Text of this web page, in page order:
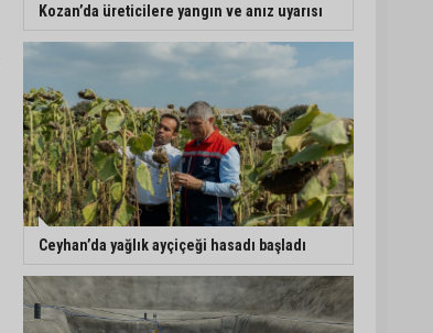
Kozan’da üreticilere yangın ve anız uyarısı
Ceyhan’da yağlık ayçiçeği hasadı başladı